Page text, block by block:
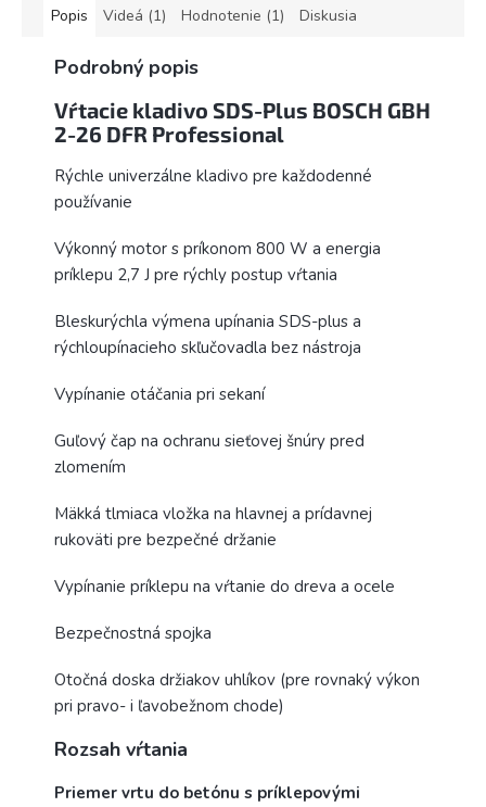
Popis Videá (1) Hodnotenie (1) Diskusia
Podrobný popis
Vŕtacie kladivo SDS-Plus BOSCH GBH
2-26 DFR Professional
Rýchle univerzálne kladivo pre každodenné
používanie
Výkonný motor s príkonom 800 W a energia
príklepu 2,7 J pre rýchly postup vŕtania
Bleskurýchla výmena upínania SDS-plus a
rýchloupínacieho skľučovadla bez nástroja
Vypínanie otáčania pri sekaní
Guľový čap na ochranu sieťovej šnúry pred
zlomením
Mäkká tlmiaca vložka na hlavnej a prídavnej
rukoväti pre bezpečné držanie
Vypínanie príklepu na vŕtanie do dreva a ocele
Bezpečnostná spojka
Otočná doska držiakov uhlíkov (pre rovnaký výkon
pri pravo- i ľavobežnom chode)
Rozsah vŕtania
Priemer vrtu do betónu s príklepovými